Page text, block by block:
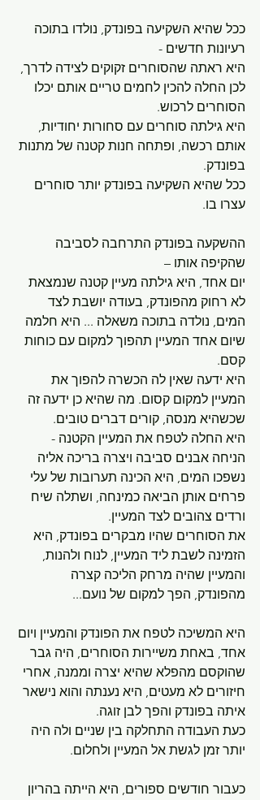
ככל שהיא השקיעה בפונדק, נולדו בתוכה
רעיונות חדשים -
היא ראתה שהסוחרים זקוקים לצידה לדרך,
לכן החלה להכין לחמים טריים אותם יכלו
הסוחרים לרכוש.
היא גילתה סוחרים עם סחורות יחודיות,
אותם רכשה, ופתחה חנות קטנה של מתנות
בפונדק.
ככל שהיא השקיעה בפונדק יותר סוחרים
עצרו בו.
ההשקעה בפונדק התרחבה לסביבה
שהקיפה אותו –
יום אחד, היא גילתה מעיין קטנה שנמצאת
לא רחוק מהפונדק, בעודה יושבת לצד
המים, נולדה בתוכה משאלה ... היא חלמה
שיום אחד המעיין תהפוך למקום עם כוחות
קסם.
היא ידעה שאין לה הכשרה להפוך את
המעיין למקום קסום. מה שהיא כן ידעה זה
שכשהיא מנסה, קורים דברים טובים.
היא החלה לטפח את המעיין הקטנה -
הניחה אבנים סביבה ויצרה בריכה אליה
נשפכו המים, היא הכינה תערובות של עלי
פרחים אותן הביאה כמינחה, ושתלה שיח
ורדים צהובים לצד המעיין.
את הסוחרים שהיו מבקרים בפונדק, היא
הזמינה לשבת ליד המעיין, לנוח ולהנות,
והמעיין שהיה מרחק הליכה קצרה
מהפונדק, הפך למקום של נועם...
היא המשיכה לטפח את הפונדק והמעיין ויום
אחד, באחת משיירות הסוחרים, היה גבר
שהוקסם מהפלא שהיא יצרה וממנה, אחרי
חיזורים לא מעטים, היא נענתה והוא נישאר
איתה בפונדק והפך לבן זוגה.
כעת העבודה התחלקה בין שניים ולה היה
יותר זמן לגשת אל המעיין ולחלום.
כעבור חודשים ספורים, היא הייתה בהריון